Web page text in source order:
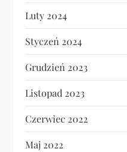
Luty 2024
Styczeń 2024
Grudzień 2023
Listopad 2023
Czerwiec 2022
Maj 2022